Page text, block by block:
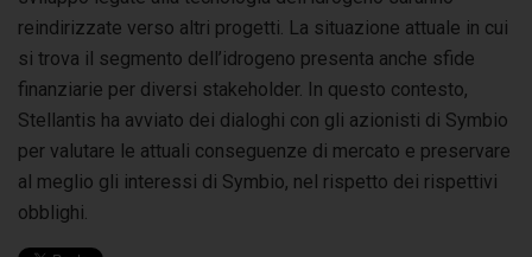
reindirizzate verso altri progetti. La situazione attuale in cui
si trova il segmento dell’idrogeno presenta anche sfide
finanziarie per diversi stakeholder. In questo contesto,
Stellantis ha avviato dei dialoghi con gli azionisti di Symbio
per valutare le attuali conseguenze di mercato e preservare
al meglio gli interessi di Symbio, nel rispetto dei rispettivi
obblighi.